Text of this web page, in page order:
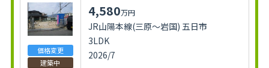
価格変更
建築中
4,580万円
JR山陽本線(三原～岩国) 五日市
3LDK
2026/7